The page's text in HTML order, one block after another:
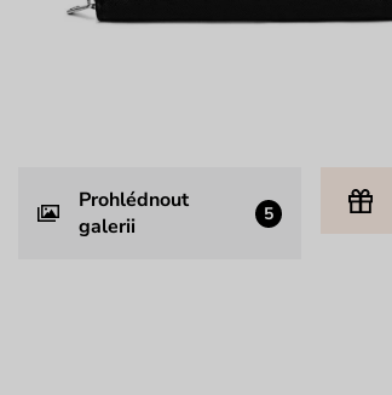
Prohlédnout
galerii
5